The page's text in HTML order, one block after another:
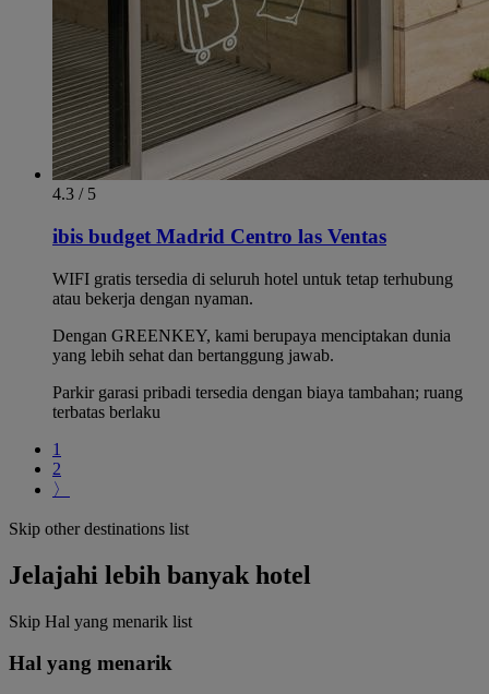
4.3 / 5
ibis budget Madrid Centro las Ventas
WIFI gratis tersedia di seluruh hotel untuk tetap terhubung
atau bekerja dengan nyaman.
Dengan GREENKEY, kami berupaya menciptakan dunia
yang lebih sehat dan bertanggung jawab.
Parkir garasi pribadi tersedia dengan biaya tambahan; ruang
terbatas berlaku
1
2
〉
Skip other destinations list
Jelajahi lebih banyak hotel
Skip Hal yang menarik list
Hal yang menarik